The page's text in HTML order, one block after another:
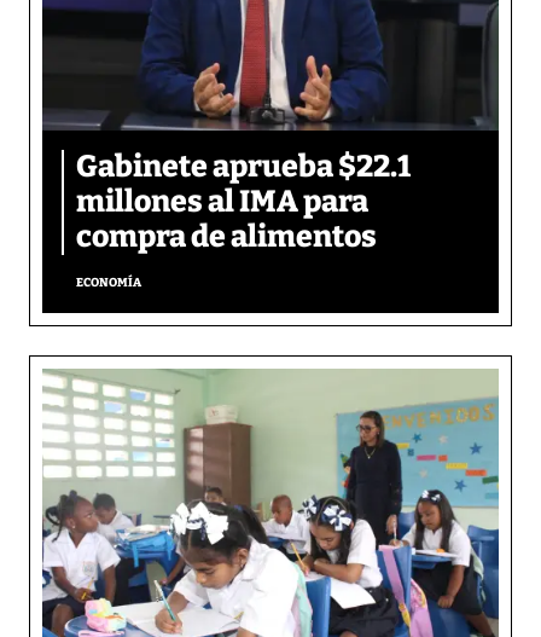
Gabinete aprueba $22.1
millones al IMA para
compra de alimentos
ECONOMÍA